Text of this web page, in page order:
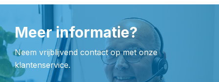
Meer informatie?
Neem vrijblijvend contact op met onze
klantenservice.